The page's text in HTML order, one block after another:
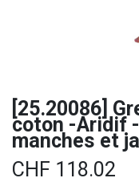
[25.20086]
coton -Aridif
manches et
CHF 118.02